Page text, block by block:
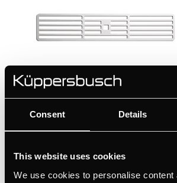
Consent Details
This website uses cookies
We use cookies to personalise content
99091
Cor